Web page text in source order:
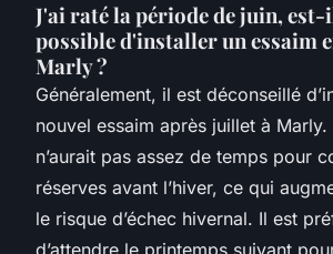
J'ai raté la période de juin,
possible d'installer un essaim
Marly ?
Généralement, il est déconseillé
nouvel essaim après juillet à
n’aurait pas assez de temps pour
réserves avant l’hiver, ce qui
le risque d’échec hivernal. Il est
d’attendre le printemps suivant